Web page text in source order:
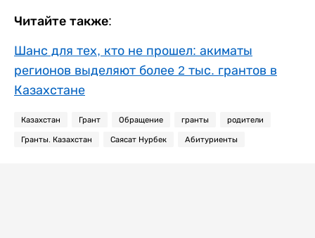
Читайте также:
Шанс для тех, кто не прошел: акиматы
регионов выделяют более 2 тыс. грантов в
Казахстане
Казахстан Грант Обращение гранты родители
Гранты. Казахстан Саясат Нурбек Абитуриенты